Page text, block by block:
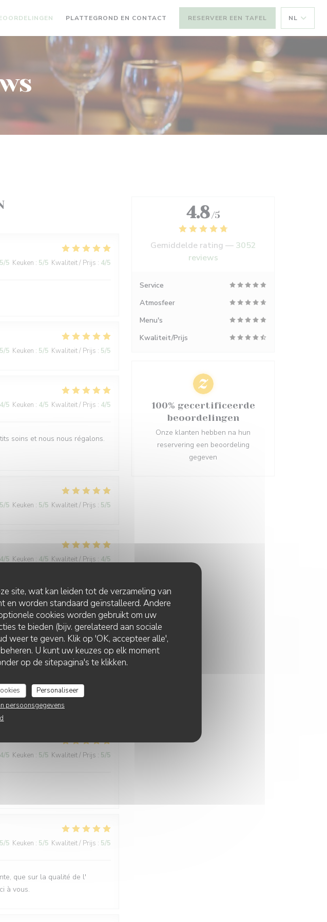
site, wat kan leiden tot de verzameling van
en worden standaard geïnstalleerd. Andere
cookies worden gebruikt om uw
te bieden (bijv. gerelateerd aan sociale
weer te geven. Klik op 'OK, accepteer alle',
U kunt uw keuzes op elk moment
op de sitepagina's te klikken.
Personaliseer
persoonsgegevens
PLATTEGROND EN CONTACT RESERVEER EEN TAFEL NL
5/5 Keuken : 5/5 Kwaliteit / Prijs : 4/5
5/5 Keuken : 5/5 Kwaliteit / Prijs : 5/5
4/5 Keuken : 4/5 Kwaliteit / Prijs : 4/5
soins et nous nous régalons.
5/5 Keuken : 5/5 Kwaliteit / Prijs : 5/5
4/5 Keuken : 4/5 Kwaliteit / Prijs : 4/5
5/5 Keuken :5/5 Kwaliteit / Prijs :4/5
5 /5 Keuken:5 /5 Kwaliteit / Prijs: 5/5
4/5 Keuken : 5/5 Kwaliteit / Prijs : 5/5
5/5 Keuken : 5/5 Kwaliteit / Prijs : 5/5
que sur la qualité de l'
à vous.
4.8 /5
Gemiddelde rating — 3052
reviews
Service
Atmosfeer
Menu's
Kwaliteit/Prijs
100% gecertificeerde
beoordelingen
Onze klanten hebben na hun
reservering een beoordeling
gegeven